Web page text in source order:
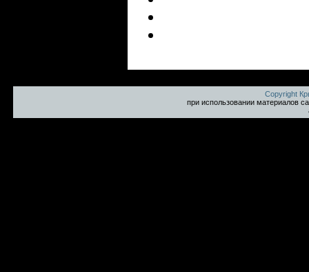
Copyright
при использовании материалов